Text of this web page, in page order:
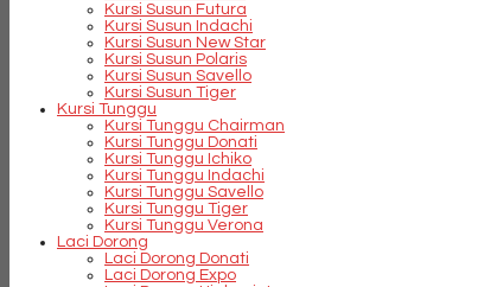
Kursi Susun Futura
Kursi Susun Indachi
Kursi Susun New Star
Kursi Susun Polaris
Kursi Susun Savello
Kursi Susun Tiger
Kursi Tunggu
Kursi Tunggu Chairman
Kursi Tunggu Donati
Kursi Tunggu Ichiko
Kursi Tunggu Indachi
Kursi Tunggu Savello
Kursi Tunggu Tiger
Kursi Tunggu Verona
Laci Dorong
Laci Dorong Donati
Laci Dorong Expo